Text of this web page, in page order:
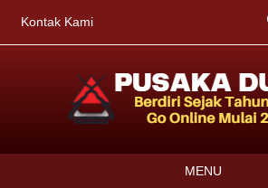
Kontak Kami
MENU